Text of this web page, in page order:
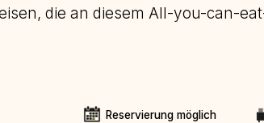
die an diesem All-you-can-
Reservierung möglich